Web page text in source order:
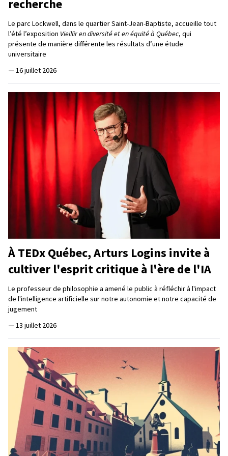
recherche
Le parc Lockwell, dans le quartier Saint-Jean-Baptiste, accueille tout
l’été l’exposition Vieillir en diversité et en équité à Québec, qui
présente de manière différente les résultats d’une étude
universitaire
— 16 juillet 2026
À TEDx Québec, Arturs Logins invite à
cultiver l'esprit critique à l'ère de l'IA
Le professeur de philosophie a amené le public à réfléchir à l'impact
de l'intelligence artificielle sur notre autonomie et notre capacité de
jugement
— 13 juillet 2026